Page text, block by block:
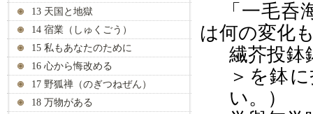
13 天国と地獄
14 宿業（しゅくごう）
15 私もあなたのために
16 心から悔改める
17 野狐禅（のぎつねぜん）
18 万物がある
「一毛呑
は何の変化
繊芥投鉢
＞を鉢
い。）